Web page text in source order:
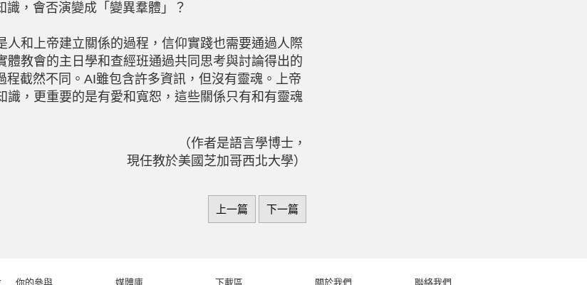
，會否演變成「變異羣體」？
和上帝建立關係的過程，信仰實踐也需要通過人際
體教會的主日學和查經班通過共同思考與討論得出的
程截然不同。AI雖包含許多資訊，但沒有靈魂。上帝
識，更重要的是有愛和寬恕，這些關係只有和有靈魂
（作者是語言學博士，
現任教於美國芝加哥西北大學）
上一篇 下一篇
你的參與 媒體庫 下載區 關於我們 聯絡我們